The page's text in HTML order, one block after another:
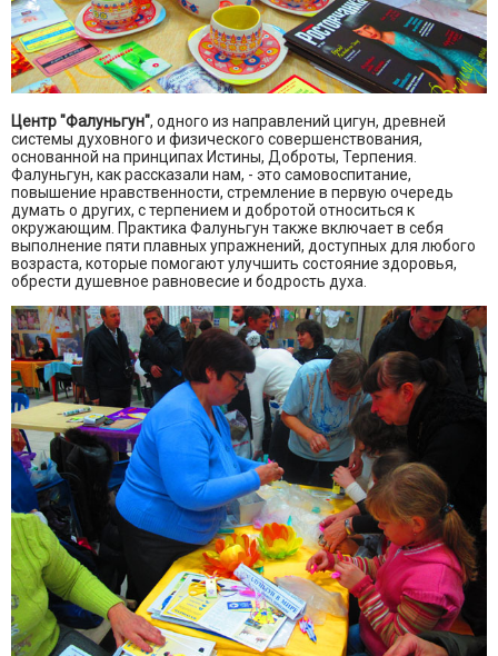
Центр "Фалуньгун", одного из направлений цигун, древней
системы духовного и физического совершенствования,
основанной на принципах Истины, Доброты, Терпения.
Фалуньгун, как рассказали нам, - это самовоспитание,
повышение нравственности, стремление в первую очередь
думать о других, с терпением и добротой относиться к
окружающим. Практика Фалуньгун также включает в себя
выполнение пяти плавных упражнений, доступных для любого
возраста, которые помогают улучшить состояние здоровья,
обрести душевное равновесие и бодрость духа.